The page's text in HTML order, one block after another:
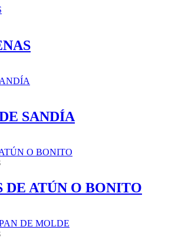
SANDÍA
DE ATÚN O BONITO